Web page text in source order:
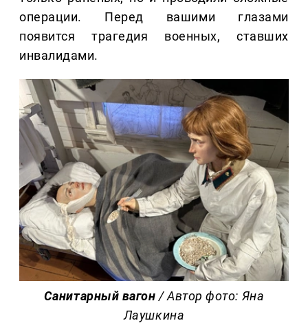
операции. Перед вашими глазами
появится трагедия военных, ставших
инвалидами.
Санитарный вагон / Автор фото: Яна
Лаушкина